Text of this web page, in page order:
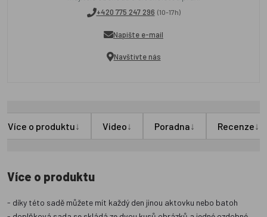
+420 775 247 296 (10-17h)
Napište e-mail
Navštivte nás
Více o produktu↓ Video↓ Poradna↓ Recenze↓
Více o produktu
- díky této sadě můžete mít každý den jinou aktovku nebo batoh